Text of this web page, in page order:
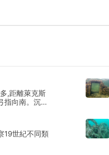
,距離萊克斯
指向南。沉船
19世紀不同類